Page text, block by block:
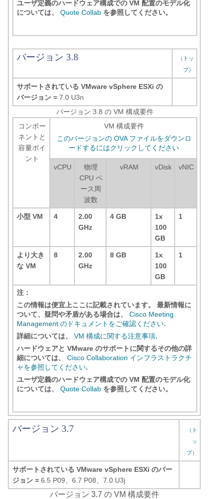
ユーザ定義のハードウェア構成での VM 配置のモデル化
については、 Quote Collab を参照してください。
バージョン 3.8
（トッ
プ）
サポートされている VMware vSphere ESXi の
バージョン = 7.0 U3n
バージョン 3.8 の VM 構成要件
コンポー
ネントと
容量ポイ
ント
VM 構成要件
このバージョンの OVA ファイルをダウンロ
ードするにはクリックしてください
vCPU
物理
CPU ベ
ース周
波数
vRAM vDisk vNIC
小型 VM 4
2.00
GHz
4 GB
1x
100
GB
1
より大き
な VM
8
2.00
GHz
8 GB
1x
100
GB
1
注：
この情報は便宜上ここに記載されています。 最新情報に
ついて、疑問や矛盾がある場合は、 Cisco Meeting
Management のドキュメントをご確認ください.
詳細については、 VM 構成に関する注意事項.
ハードウェアと VMware のサポートに関するその他の詳
細については、 Cisco Collaboration インフラストラクチ
ャを参照してください.
ユーザ定義のハードウェア構成での VM 配置のモデル化
については、 Quote Collab を参照してください。
バージョン 3.7
（ト
ッ
プ）
サポートされている VMware vSphere ESXi のバー
ジョン = 6.5 P09、6.7 P08、7.0 U3j
バージョン 3.7 の VM 構成要件